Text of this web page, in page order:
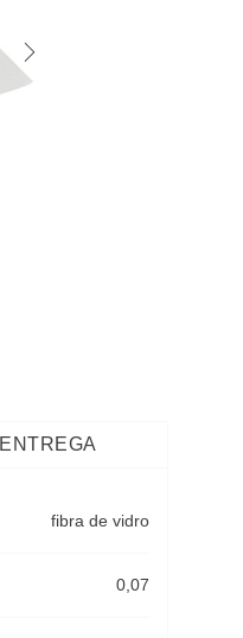
ENTREGA
fibra de vidro
0,07